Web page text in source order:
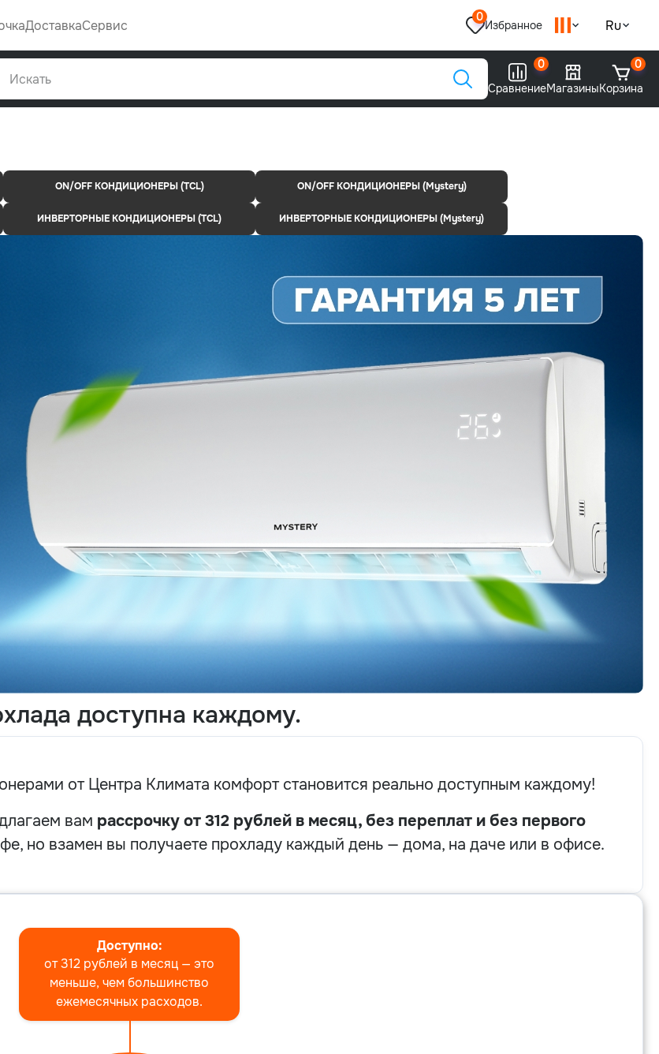
ДоставкаСервис
0
Избранное Ru
Сравнение
0
МагазиныКорзина
0
ON/OFF КОНДИЦИОНЕРЫ (TCL) ON/OFF КОНДИЦИОНЕРЫ (Mystery)
ИНВЕРТОРНЫЕ КОНДИЦИОНЕРЫ (TCL) ИНВЕРТОРНЫЕ КОНДИЦИОНЕРЫ (Mystery)
доступна каждому.
от Центра Климата комфорт становится реально доступным каждому!
вам рассрочку от 312 рублей в месяц, без переплат и без первого
но взамен вы получаете прохладу каждый день — дома, на даче или в офисе.
Доступно:
от 312 рублей в месяц — это
меньше, чем большинство
ежемесячных расходов.